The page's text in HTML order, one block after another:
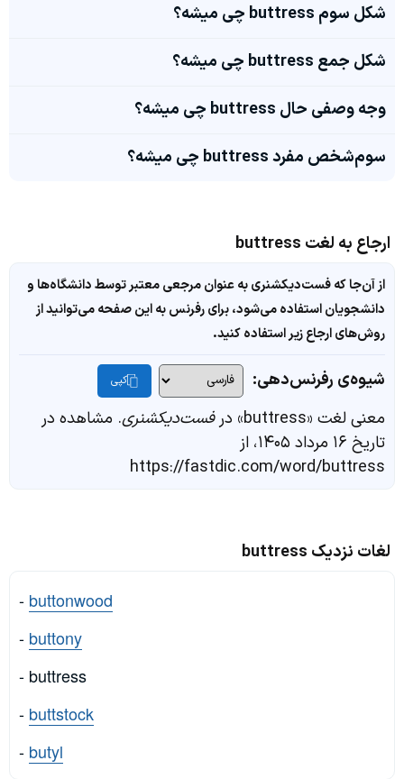
شکل سوم buttress چی میشه؟
شکل جمع buttress چی میشه؟
وجه وصفی حال buttress چی میشه؟
سوم‌شخص مفرد buttress چی میشه؟
ارجاع به لغت buttress
از آن‌جا که فست‌دیکشنری به عنوان مرجعی معتبر توسط دانشگاه‌ها و
دانشجویان استفاده می‌شود، برای رفرنس به این صفحه می‌توانید از
روش‌های ارجاع زیر استفاده کنید.
شیوه‌ی رفرنس‌دهی: کپی
معنی لغت «buttress» در فست‌دیکشنری. مشاهده در
تاریخ ۱۶ مرداد ۱۴۰۵، از
https://fastdic.com/word/buttress
لغات نزدیک buttress
- buttonwood
- buttony
- buttress
- buttstock
- butyl